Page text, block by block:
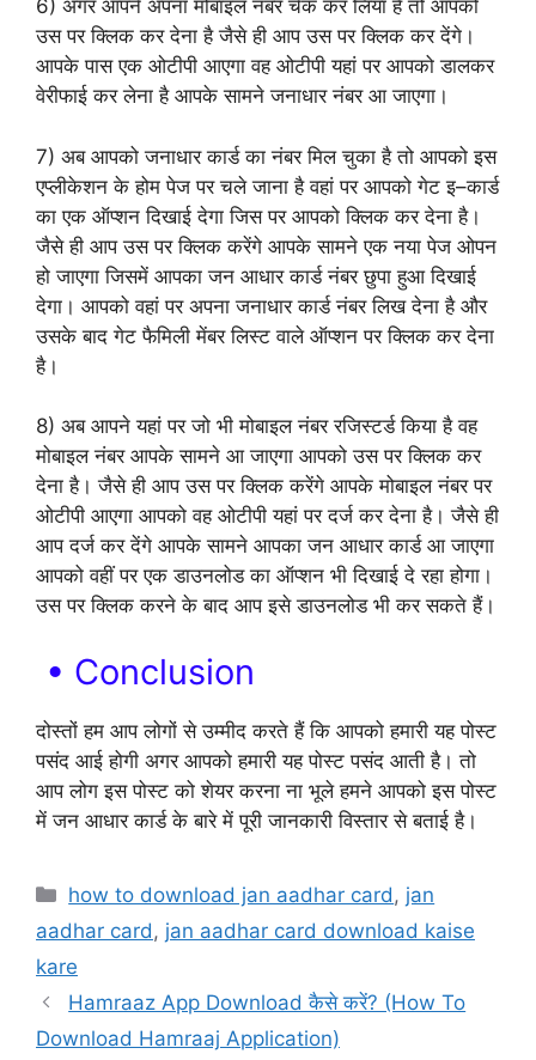
6) अगर आपने अपना मोबाइल नंबर चेक कर लिया है तो आपको
उस पर क्लिक कर देना है जैसे ही आप उस पर क्लिक कर देंगे।
आपके पास एक ओटीपी आएगा वह ओटीपी यहां पर आपको डालकर
वेरीफाई कर लेना है आपके सामने जनाधार नंबर आ जाएगा।
7) अब आपको जनाधार कार्ड का नंबर मिल चुका है तो आपको इस
एप्लीकेशन के होम पेज पर चले जाना है वहां पर आपको गेट इ–कार्ड
का एक ऑप्शन दिखाई देगा जिस पर आपको क्लिक कर देना है।
जैसे ही आप उस पर क्लिक करेंगे आपके सामने एक नया पेज ओपन
हो जाएगा जिसमें आपका जन आधार कार्ड नंबर छुपा हुआ दिखाई
देगा। आपको वहां पर अपना जनाधार कार्ड नंबर लिख देना है और
उसके बाद गेट फैमिली मेंबर लिस्ट वाले ऑप्शन पर क्लिक कर देना
है।
8) अब आपने यहां पर जो भी मोबाइल नंबर रजिस्टर्ड किया है वह
मोबाइल नंबर आपके सामने आ जाएगा आपको उस पर क्लिक कर
देना है। जैसे ही आप उस पर क्लिक करेंगे आपके मोबाइल नंबर पर
ओटीपी आएगा आपको वह ओटीपी यहां पर दर्ज कर देना है। जैसे ही
आप दर्ज कर देंगे आपके सामने आपका जन आधार कार्ड आ जाएगा
आपको वहीं पर एक डाउनलोड का ऑप्शन भी दिखाई दे रहा होगा।
उस पर क्लिक करने के बाद आप इसे डाउनलोड भी कर सकते हैं।
• Conclusion
दोस्तों हम आप लोगों से उम्मीद करते हैं कि आपको हमारी यह पोस्ट
पसंद आई होगी अगर आपको हमारी यह पोस्ट पसंद आती है। तो
आप लोग इस पोस्ट को शेयर करना ना भूले हमने आपको इस पोस्ट
में जन आधार कार्ड के बारे में पूरी जानकारी विस्तार से बताई है।
Categories
how to download jan aadhar card , jan
aadhar card , jan aadhar card download kaise
kare
Hamraaz App Download कैसे करें? (How To
Download Hamraaj Application)